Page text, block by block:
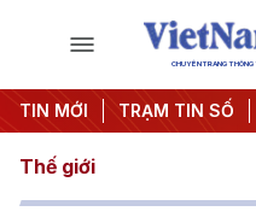
CHUYÊN TRANG
TIN MỚI TRẠM TIN SỐ
quyết thành hành động
Thế giới